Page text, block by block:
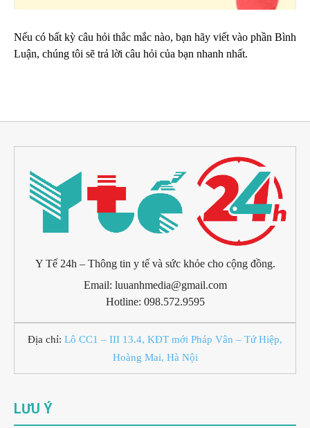
Nếu có bất kỳ câu hỏi thắc mắc nào, bạn hãy viết vào phần Bình
Luận, chúng tôi sẽ trả lời câu hỏi của bạn nhanh nhất.
Y Tế 24h – Thông tin y tế và sức khỏe cho cộng đồng.
Email: luuanhmedia@gmail.com
Hotline: 098.572.9595
Địa chỉ: Lô CC1 – III 13.4, KĐT mới Pháp Vân – Tứ Hiệp,
Hoàng Mai, Hà Nội
LƯU Ý